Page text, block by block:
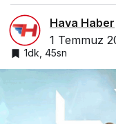
Hava Haber
1 Temmuz
1dk, 45sn